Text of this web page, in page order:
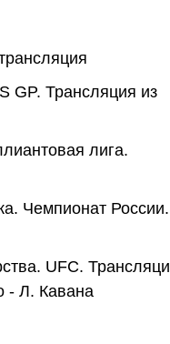
GP. Трансляция из
лига.
Чемпионат России.
UFC.
- Л. Кавана